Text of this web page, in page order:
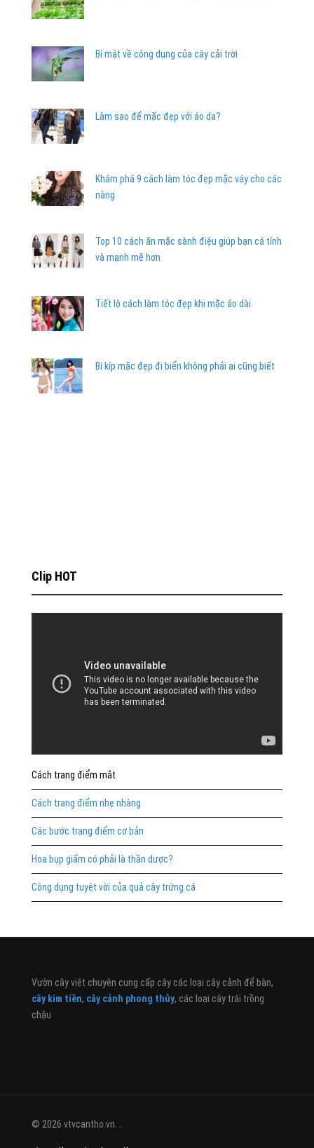
Bí mật về công dụng của cây cải trời
Làm sao để mặc đẹp với áo da?
Khám phá 9 cách làm tóc đẹp mặc váy cho các
nàng
Top 10 cách ăn mặc sành điệu giúp bạn cá tính
và mạnh mẽ hơn
Tiết lộ cách làm tóc đẹp khi mặc áo dài
Bí kíp mặc đẹp đi biển không phải ai cũng biết
Clip HOT
Cách trang điểm mắt
Cách trang điểm nhẹ nhàng
Các bước trang điểm cơ bản
Hoa bụp giấm có phải là thần dược?
Công dụng tuyệt vời của quả cây trứng cá
Vườn cây việt chuyên cung cấp cây các loại cây cảnh để bàn,
cây kim tiền, cây cảnh phong thủy, các loại cây trái trồng
chậu
© 2026 vtvcantho.vn. .